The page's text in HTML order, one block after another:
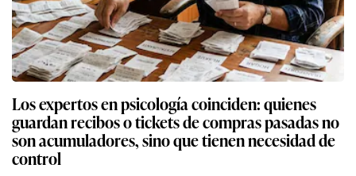
Los expertos en psicología coinciden: quienes
guardan recibos o tickets de compras pasadas no
son acumuladores, sino que tienen necesidad de
control